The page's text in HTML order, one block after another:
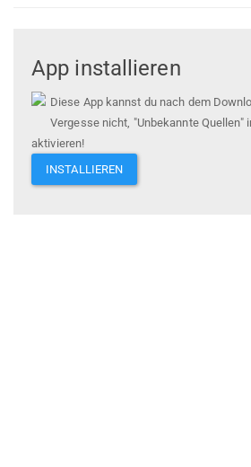
App installieren
Diese App kannst du nach dem
Vergesse nicht, "Unbekannte Quellen"
aktivieren!
INSTALLIEREN